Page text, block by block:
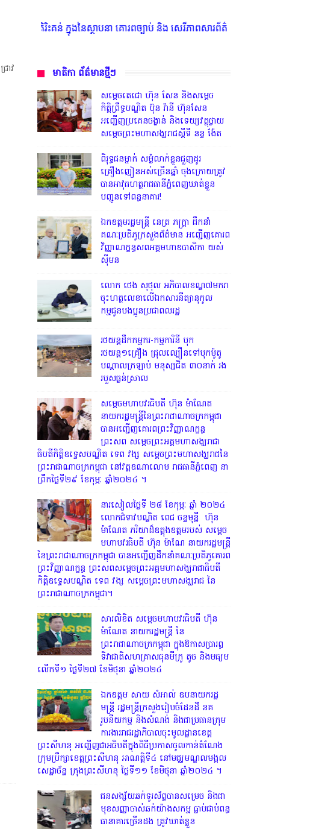
ាវ
នៃស្ថាបនា គោរពច្បាប់ និង សេរីភាពសារព័ត៌មាន * មានទទួលចុះផ្សាយ ព័ត៌មាន ផ្សព្វ
មាតិកា ព័ត៌មានថ្មីៗ
សម្តេចតេជោ ហ៊ុន សែន និងសម្ដេច
កិត្តិព្រឹទ្ធបណ្ឌិត ប៊ុន រ៉ានី ហ៊ុនសែន
អញ្ជើញប្រគេនចង្ហាន់ និងទេយ្យវត្ថុថ្វាយ
សម្តេចព្រះមហាសង្ឃរាជស្តីទី នន្ទ ង៉ែត
ពិរុទ្ធ​ជនម្នាក់ សម្ងំលាក់ខ្លួនជួញដូរ
គ្រឿងញៀនអស់ច្រើនឆ្នាំ ចុងក្រោយត្រូវ
បានអាវុធហត្ថរាជធានីភ្នំពេញឃាត់ខ្លួន
បញ្ជូនទៅពន្ធនាគារ!
ឯកឧត្តមរដ្ឋមន្ត្រី នេត្រ ភក្ត្រា ដឹកនាំ
គណៈប្រតិភូក្រសួងព័ត៌មាន អញ្ជើញគោរព
វិញ្ញាណក្ខន្ធសពអគ្គមហាឧបាសិកា យស់
ស៊ីមន
លោក ថេង សុថុល អភិបាលខណ្ឌ៧មករា
ចុះហត្ថលេខាលើឯកសារនីត្យានុកូល
កម្មជូនបងប្អូនប្រជាពលរដ្ឋ
រថយន្តដឹកកម្មករ-កម្មការិនី បុក
រថយន្ត១គ្រឿង ជ្រុលល្បឿនទៅបុកម៉ូតូ
បណ្តាលក្រឡាប់ មនុស្សជិត ៣០នាក់ រង
របួសធ្ងន់ស្រាល
សម្តេចមហាបវរធិបតី ហ៊ុន ម៉ាណែត
នាយករដ្ឋមន្ត្រីនៃព្រះរាជាណាចក្រកម្ពុជា
បានអញ្ជើញគោរពព្រះវិញ្ញាណក្ខន្ធ
ព្រះសព សម្តេចព្រះអគ្គមហាសង្ឃរាជា
ធិបតីកិត្តិឧទ្ទេសបណ្ឌិត ទេព វង្ស សម្តេចព្រះមហាសង្ឃរាជនៃ
ព្រះរាជាណាចក្រកម្ពុជា នៅវត្តឧណាលោម រាជធានីភ្នំពេញ នា
ព្រឹកថ្ងៃទី២៩ ខែកុម្ភៈ ឆ្នាំ២០២៤ ។
នារសៀលថ្ងៃទី ២៨ ខែកុម្ភៈ ឆ្នាំ ២០២៤
លោកជំទាវបណ្ឌិត ពេជ ចន្ទមុន្នី ហ៊ុន
ម៉ាណែត ភរិយាដ៏ឧត្តុងឧត្តមរបស់ សម្តេច
មហាបវរធិបតី ហ៊ុន ម៉ាណែ នាយករដ្ឋមន្រ្តី
នៃព្រះរាជាណាចក្រកម្ពុជា បានអញ្ជើញដឹកនាំគណៈប្រតិភូគោរព
ព្រះវិញ្ញាណក្ខន្ធ ព្រះសពសម្តេចព្រះអគ្គមហាសង្ឃរាជាធិបតី
កិត្តិឧទ្ទេសបណ្ឌិត ទេព វង្ស សម្តេចព្រះមហាសង្ឃរាជ នៃ
ព្រះរាជាណាចក្រកម្ពុជា។
សារលិខិត សម្តេចមហាបវរធិបតី ហ៊ុន
ម៉ាណែត នាយករដ្ឋមន្ត្រី នៃ
ព្រះរាជាណាចក្រកម្ពុជា ក្នុងឱកាសប្រារព្ធ
ទិវាជាតិសហគ្រាសធុនមីក្រូ តូច និងមធ្យម
លើកទី១ ថ្ងៃទី២៧ ខែមិថុនា ឆ្នាំ២០២៤
ឯកឧត្តម សាយ សំអាល់ ឧបនាយករដ្ឋ
មន្ត្រី រដ្ឋមន្ត្រីក្រសួងរៀបចំដែនដី នគ
រូបនីយកម្ម និងសំណង់ និងជាប្រធានក្រុម
ការងាររាជរដ្ឋាភិបាលចុះមូលដ្ឋានខេត្ត
ព្រះសីហនុ អញ្ជើញជាអធិបតីក្នុងពិធីប្រកាសចូលកាន់តំណែង
ក្រុមប្រឹក្សាខេត្តព្រះសីហនុ អាណត្តិទី៤ នៅមជ្ឈមណ្ឌលមង្គល
សេដ្ឋាច័ន្ទ ក្រុងព្រះសីហនុ ថ្ងៃទី១១ ខែមិថុនា ឆ្នាំ២០២៤ ។
ជនសង្ស័យឆក់ទូរស័ព្ទបានសម្រេច និងជា
មុខសញ្ញាចាស់ឆក់យ៉ាងសកម្ម​ ធ្លាប់ជាប់ពន្ធ
ធានាគារច្រេីនដង ត្រូវឃាត់ខ្លួន